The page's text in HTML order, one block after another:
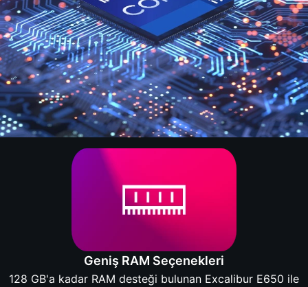
Geniş RAM Seçenekleri
128 GB'a kadar RAM desteği bulunan Excalibur E650 ile